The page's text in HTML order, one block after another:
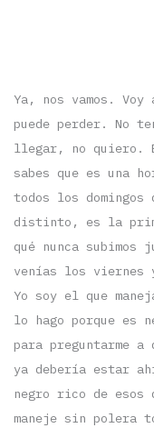
Ya, nos vamos.
puede perder. No
llegar, no quiero.
sabes que es una
todos los domingos
distinto, es la
qué nunca
venías los viernes
Yo soy el que
lo hago porque es
para preguntarme
ya debería estar
negro rico de
maneje sin polera